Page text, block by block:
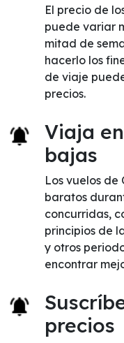
El precio de
puede variar
mitad de
hacerlo los
de viaje
precios.
Viaja
bajas
Los vuelos de
baratos
concurridas,
principios de
y otros
encontrar
precios